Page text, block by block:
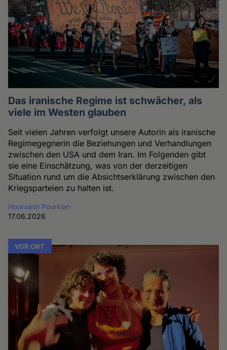
Das iranische Regime ist schwächer, als
viele im Westen glauben
Seit vielen Jahren verfolgt unsere Autorin als iranische
Regimegegnerin die Beziehungen und Verhandlungen
zwischen den USA und dem Iran. Im Folgenden gibt
sie eine Einschätzung, was von der derzeitigen
Situation rund um die Absichtserklärung zwischen den
Kriegsparteien zu halten ist.
Hourvash Pourkian
17.06.2026
VOR ORT